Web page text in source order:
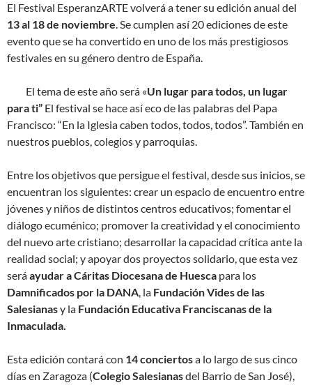
El Festival EsperanzARTE volverá a tener su edición anual del
13 al 18 de noviembre. Se cumplen así 20 ediciones de este
evento que se ha convertido en uno de los más prestigiosos
festivales en su género dentro de España.
El tema de este año será «Un lugar para todos, un lugar
para ti” El festival se hace así eco de las palabras del Papa
Francisco: “En la Iglesia caben todos, todos, todos”. También en
nuestros pueblos, colegios y parroquias.
Entre los objetivos que persigue el festival, desde sus inicios, se
encuentran los siguientes: crear un espacio de encuentro entre
jóvenes y niños de distintos centros educativos; fomentar el
diálogo ecuménico; promover la creatividad y el conocimiento
del nuevo arte cristiano; desarrollar la capacidad crítica ante la
realidad social; y apoyar dos proyectos solidario, que esta vez
seráayudar a Cáritas Diocesana de Huesca para los
Damnificados por la DANA, la Fundación Vides de las
Salesianasy la Fundación Educativa Franciscanas de la
Inmaculada.
Esta edición contará con 14 conciertosa lo largo de sus cinco
días en Zaragoza (Colegio Salesianasdel Barrio de San José),